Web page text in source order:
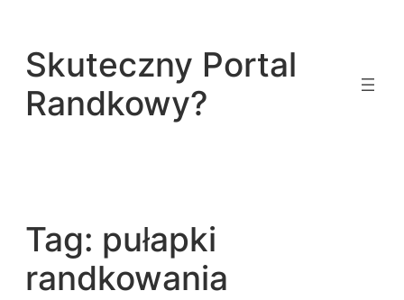
treści
Skuteczny Portal
Randkowy?
Tag: pułapki
randkowania